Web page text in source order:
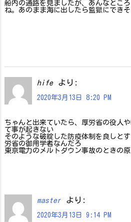
船内の通路を見ましたが、あんなとこ
ね。あのまま海に出したら監獄にできそ
hife より:
2020年3月13日 8:20 PM
ちゃんと出来ていたら、厚労省の役人
て事が起きない
そのような破綻した防疫体制を良しと
労省の御用学者なんだろ
東京電力のメルトダウン事故のときの
master より:
2020年3月13日 9:14 PM